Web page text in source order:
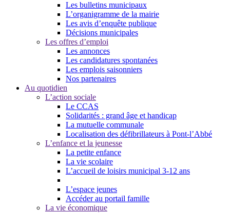
Les bulletins municipaux
L’organigramme de la mairie
Les avis d’enquête publique
Décisions municipales
Les offres d’emploi
Les annonces
Les candidatures spontanées
Les emplois saisonniers
Nos partenaires
Au quotidien
L’action sociale
Le CCAS
Solidarités : grand âge et handicap
La mutuelle communale
Localisation des défibrillateurs à Pont-l’Abbé
L’enfance et la jeunesse
La petite enfance
La vie scolaire
L’accueil de loisirs municipal 3-12 ans
L’espace jeunes
Accéder au portail famille
La vie économique